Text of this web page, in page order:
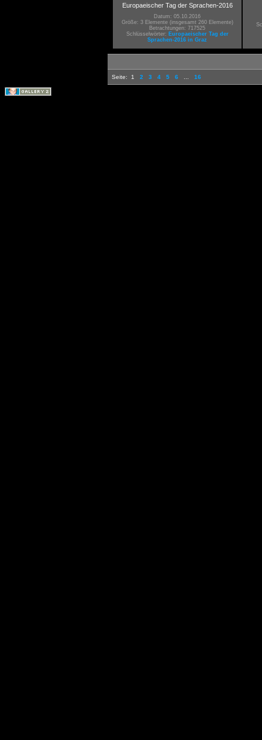
Europaeischer Tag der Sprachen-2016
Datum: 05.10.2016
Größe: 3 Elemente (insgesamt 260 Elemente)
Betrachtungen: 717525
Schlüsselwörter: Europaeischer Tag der
Sprachen-2016 in Graz
Seite: 1 2 3 4 5 6 16